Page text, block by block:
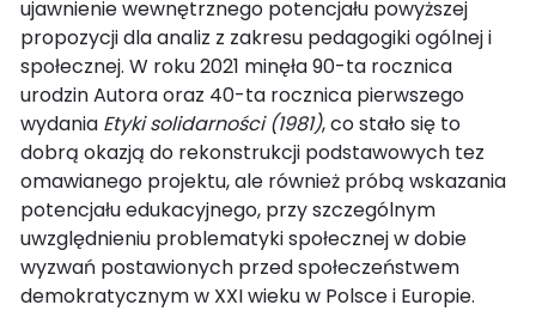
ujawnienie wewnętrznego potencjału powyższej
propozycji dla analiz z zakresu pedagogiki ogólnej i
społecznej. W roku 2021 minęła 90-ta rocznica
urodzin Autora oraz 40-ta rocznica pierwszego
wydania Etyki solidarności (1981), co stało się to
dobrą okazją do rekonstrukcji podstawowych tez
omawianego projektu, ale również próbą wskazania
potencjału edukacyjnego, przy szczególnym
uwzględnieniu problematyki społecznej w dobie
wyzwań postawionych przed społeczeństwem
demokratycznym w XXI wieku w Polsce i Europie.